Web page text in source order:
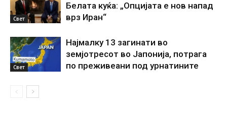
Свет
Белата куќа: „Опцијата е нов напад
врз Иран“
Свет
Најмалку 13 загинати во
земјотресот во Јапонија, потрага
по преживеани под урнатините